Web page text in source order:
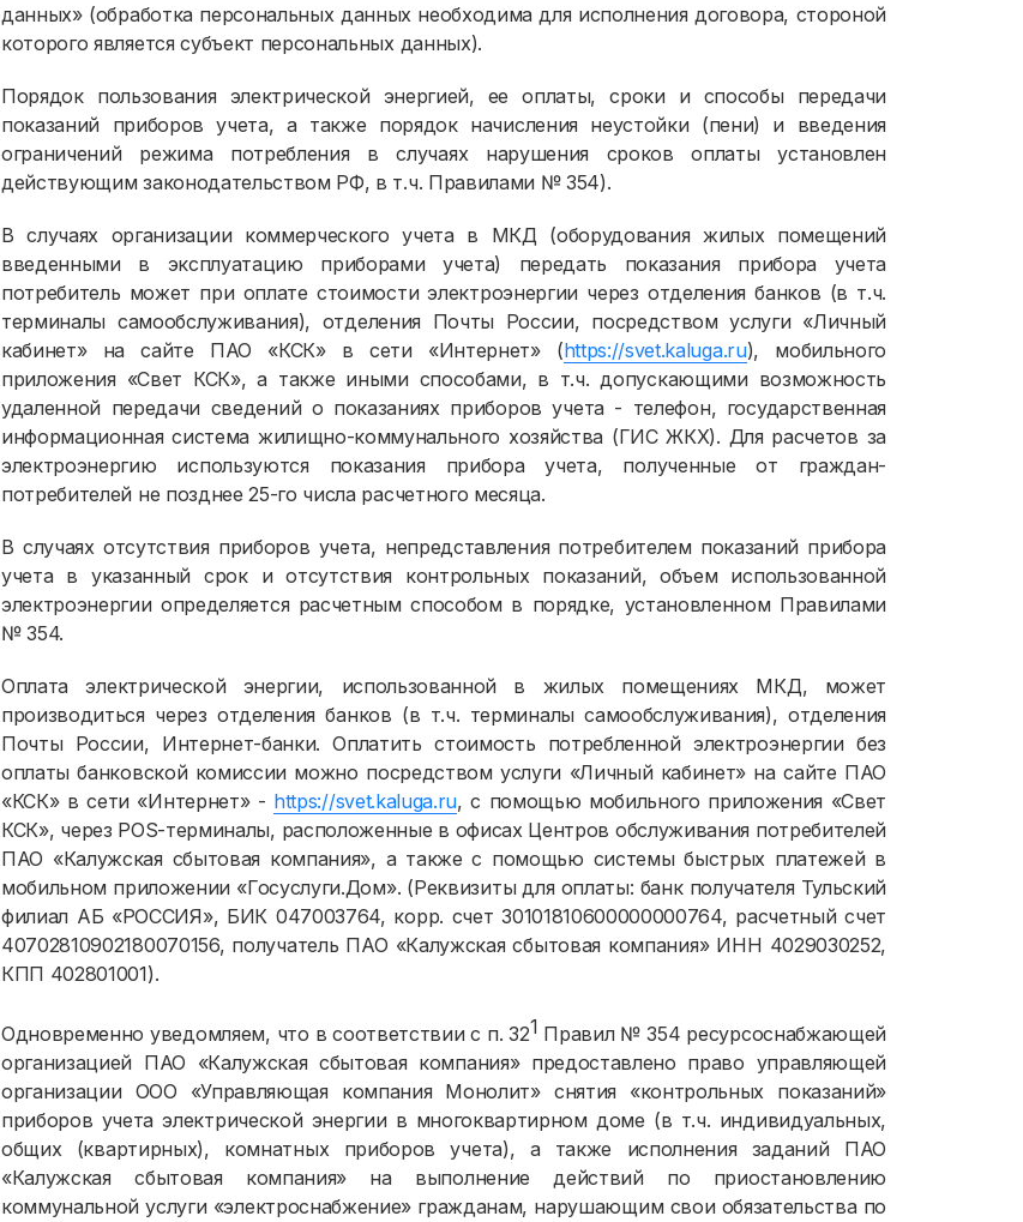
данных» (обработка персональных данных необходима для исполнения договора, стороной
которого является субъект персональных данных).
Порядок пользования электрической энергией, ее оплаты, сроки и способы передачи
показаний приборов учета, а также порядок начисления неустойки (пени) и введения
ограничений режима потребления в случаях нарушения сроков оплаты установлен
действующим законодательством РФ, в т.ч. Правилами № 354).
В случаях организации коммерческого учета в МКД (оборудования жилых помещений
введенными в эксплуатацию приборами учета) передать показания прибора учета
потребитель может при оплате стоимости электроэнергии через отделения банков (в т.ч.
терминалы самообслуживания), отделения Почты России, посредством услуги «Личный
кабинет» на сайте ПАО «КСК» в сети «Интернет» (https://svet.kaluga.ru), мобильного
приложения «Свет КСК», а также иными способами, в т.ч. допускающими возможность
удаленной передачи сведений о показаниях приборов учета - телефон, государственная
информационная система жилищно-коммунального хозяйства (ГИС ЖКХ). Для расчетов за
электроэнергию используются показания прибора учета, полученные от граждан-
потребителей не позднее 25-го числа расчетного месяца.
В случаях отсутствия приборов учета, непредставления потребителем показаний прибора
учета в указанный срок и отсутствия контрольных показаний, объем использованной
электроэнергии определяется расчетным способом в порядке, установленном Правилами
№ 354.
Оплата электрической энергии, использованной в жилых помещениях МКД, может
производиться через отделения банков (в т.ч. терминалы самообслуживания), отделения
Почты России, Интернет-банки. Оплатить стоимость потребленной электроэнергии без
оплаты банковской комиссии можно посредством услуги «Личный кабинет» на сайте ПАО
«КСК» в сети «Интернет» - https://svet.kaluga.ru, с помощью мобильного приложения «Свет
КСК», через POS-терминалы, расположенные в офисах Центров обслуживания потребителей
ПАО «Калужская сбытовая компания», а также с помощью системы быстрых платежей в
мобильном приложении «Госуслуги.Дом». (Реквизиты для оплаты: банк получателя Тульский
филиал АБ «РОССИЯ», БИК 047003764, корр. счет 30101810600000000764, расчетный счет
40702810902180070156, получатель ПАО «Калужская сбытовая компания» ИНН 4029030252,
КПП 402801001).
Одновременно уведомляем, что в соответствии с п. 321 Правил № 354 ресурсоснабжающей
организацией ПАО «Калужская сбытовая компания» предоставлено право управляющей
организации ООО «Управляющая компания Монолит» снятия «контрольных показаний»
приборов учета электрической энергии в многоквартирном доме (в т.ч. индивидуальных,
общих (квартирных), комнатных приборов учета), а также исполнения заданий ПАО
«Калужская сбытовая компания» на выполнение действий по приостановлению
коммунальной услуги «электроснабжение» гражданам, нарушающим свои обязательства по